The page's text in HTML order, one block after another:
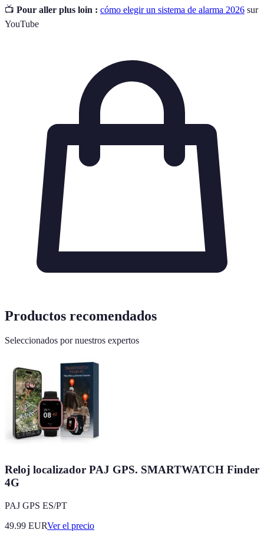
📺 Pour aller plus loin : cómo elegir un sistema de alarma 2026 sur
YouTube
Productos recomendados
Seleccionados por nuestros expertos
Reloj localizador PAJ GPS. SMARTWATCH Finder
4G
PAJ GPS ES/PT
49.99 EURVer el precio